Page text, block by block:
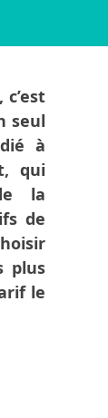
seul
à
qui
la
de
plus
le